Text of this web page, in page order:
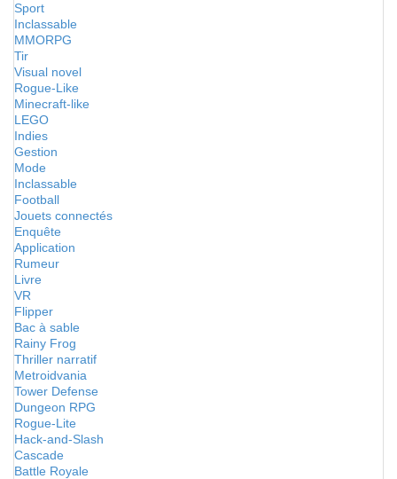
Sport
Inclassable
MMORPG
Tir
Visual novel
Rogue-Like
Minecraft-like
LEGO
Indies
Gestion
Mode
Inclassable
Football
Jouets connectés
Enquête
Application
Rumeur
Livre
VR
Flipper
Bac à sable
Rainy Frog
Thriller narratif
Metroidvania
Tower Defense
Dungeon RPG
Rogue-Lite
Hack-and-Slash
Cascade
Battle Royale